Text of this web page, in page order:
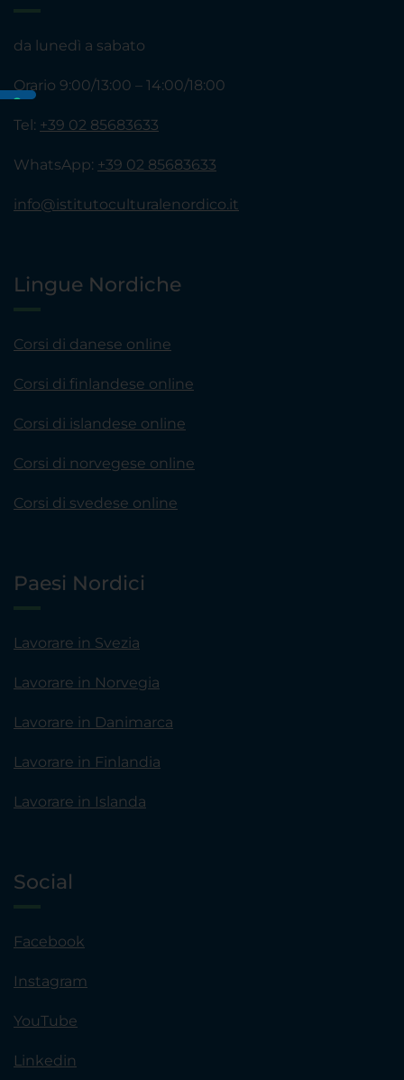
da lunedì a sabato
Orario 9:00/13:00 – 14:00/18:00
Tel: +39 02 85683633
WhatsApp: +39 02 85683633
info@istitutoculturalenordico.it
Lingue Nordiche
Corsi di danese online
Corsi di finlandese online
Corsi di islandese online
Corsi di norvegese online
Corsi di svedese online
Paesi Nordici
Lavorare in Svezia
Lavorare in Norvegia
Lavorare in Danimarca
Lavorare in Finlandia
Lavorare in Islanda
Social
Facebook
Instagram
YouTube
Linkedin